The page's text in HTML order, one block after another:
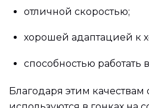
отличной скоростью;
хорошей адаптацией к
способностью работать
Благодаря этим